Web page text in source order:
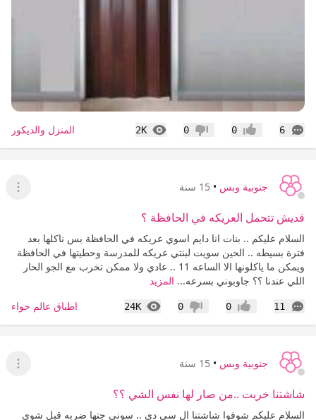
6
التعليقات إعجاب0 عدم إعجاب
0
2K
المشاهدات المنزل والديكور
جنوبية وبس • 15 سنة
عرض
قديش تتحمل العريكه في الحافظة ؟
السلام عليكم .. بنات انا دايم اسوي عريكه في الحافظة بس ناكلها بعد
فترة بسيطه .. الحين سويت لبنتي عريكه للمدرسة وحطيتها في الحافظة
ويمكن ما ياكلونها الا الساعه 11 .. عادي ولا ممكن تخرب مع الجو الحار
اللي عندنا ؟؟ جاوبوني بسرعه... المزيد
11
التعليقات إعجاب0 عدم إعجاب
0
24K
المشاهدات اطباق عالم حواء
جنوبية وبس • 15 سنة
عرض
شاشتنا خربت ..من صار لها نفس الشي ؟؟
السلام عليكم شوفوا شاشتنا ال سي دي .. سوني جتها ضربه قبل شوي